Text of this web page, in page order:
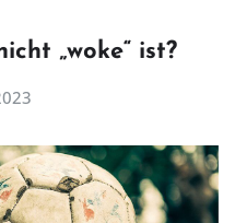
„woke“ ist?